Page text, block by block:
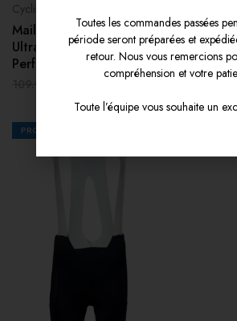
Cyclisme - Femmes
Maillot Femme Gregario
Ultra Cycling Elite
Performance Gray Pink
Cuissard
PROMOS
Toutes les commandes passées
période seront préparées et
retour. Nous vous remercions
compréhension et votre
Toute l’équipe vous souhaite un